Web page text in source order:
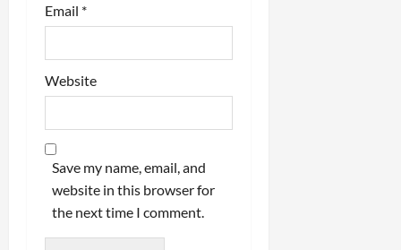
Email *
Website
Save my name, email, and
website in this browser for
the next time I comment.